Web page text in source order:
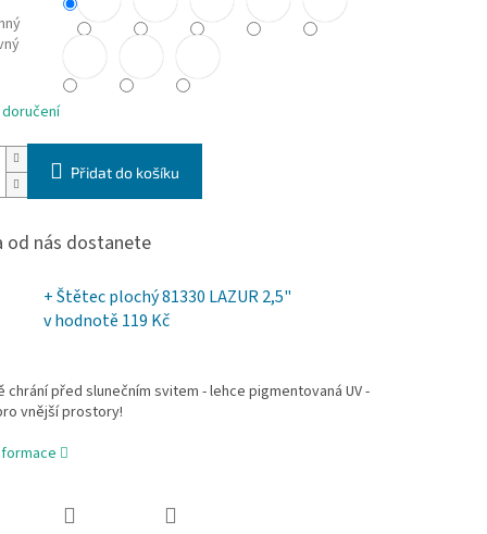
Přidat do košíku
od nás dostanete
+ Štětec plochý 81330 LAZUR 2,5"
v hodnotě 119 Kč
před slunečním svitem - lehce pigmentovaná UV -
vnější prostory!